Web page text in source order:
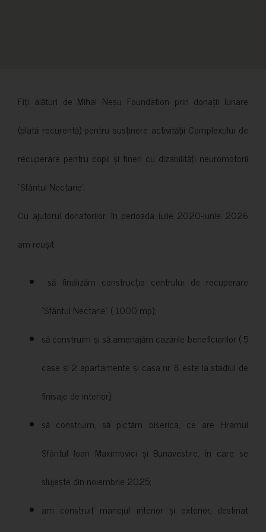
Fiți alături de Mihai Neșu Foundation prin donații lunare
(plată recurentă) pentru susținere activității Complexului de
recuperare pentru copii și tineri cu dizabilități neuromotorii
”Sfântul Nectarie”.
Cu ajutorul donatorilor, în perioada iulie 2020-iunie 2026
am reușit:
să finalizăm construcția centrului de recuperare
”Sfântul Nectarie” ( 1000 mp);
să construim și să amenajăm cazările beneficiarilor ( 5
case și 2 apartamente și casa nr 8 este la stadiul de
finisaje de interior);
să construim, să pictăm biserica, ce are Hramul
Sfântul Ioan Maximovici și Bunavestire, în care se
slujește din noiembrie 2025;
am construit manejul interior și exterior, destinat